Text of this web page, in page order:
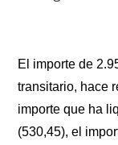
El importe de
transitario, hace
importe que ha
(530,45), el